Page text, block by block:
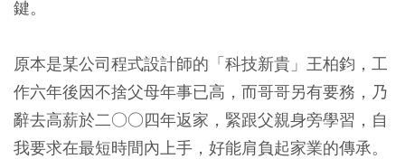
鍵。
原本是某公司程式設計師的「科技新貴」王柏鈞，工
作六年後因不捨父母年事已高，而哥哥另有要務，乃
辭去高薪於二○○四年返家，緊跟父親身旁學習，自
我要求在最短時間內上手，好能肩負起家業的傳承。